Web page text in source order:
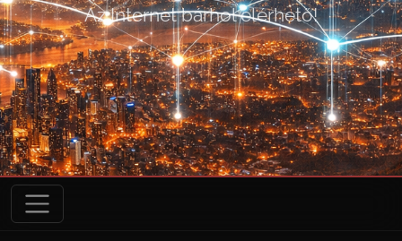
Az Internet bárhol elérhető!